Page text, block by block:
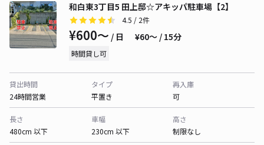
和白東3丁目5 田上邸☆アキッパ駐車場【2】
4.5 / 2件
¥600〜 / 日 ¥60〜 / 15分
時間貸し可
貸出時間
24時間営業
タイプ
平置き
再入庫
可
長さ
480cm 以下
車幅
230cm 以下
高さ
制限なし